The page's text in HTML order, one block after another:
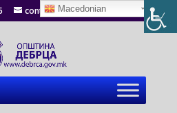
contact@debrca.gov.mk
Macedonian